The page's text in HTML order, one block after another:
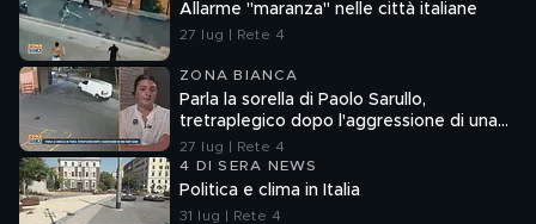
Allarme "maranza" nelle città italiane
27 lug | Rete 4
ZONA BIANCA
Parla la sorella di Paolo Sarullo,
tretraplegico dopo l'aggressione di una
baby gang
27 lug | Rete 4
4 DI SERA NEWS
Politica e clima in Italia
31 lug | Rete 4